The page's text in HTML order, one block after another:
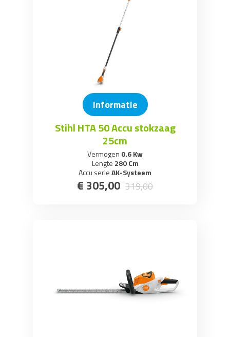
Informatie
Stihl HTA 50 Accu stokzaag
25cm
Vermogen 0.6 Kw
Lengte 280 Cm
Accu serieAK-Systeem
€ 305,00 319,00